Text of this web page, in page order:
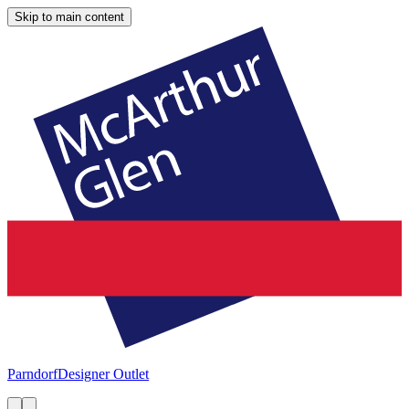
Skip to main content
ParndorfDesigner Outlet